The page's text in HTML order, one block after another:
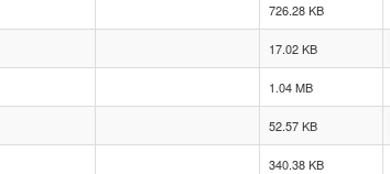
726.28 KB
17.02 KB
1.04 MB
52.57 KB
340.38 KB